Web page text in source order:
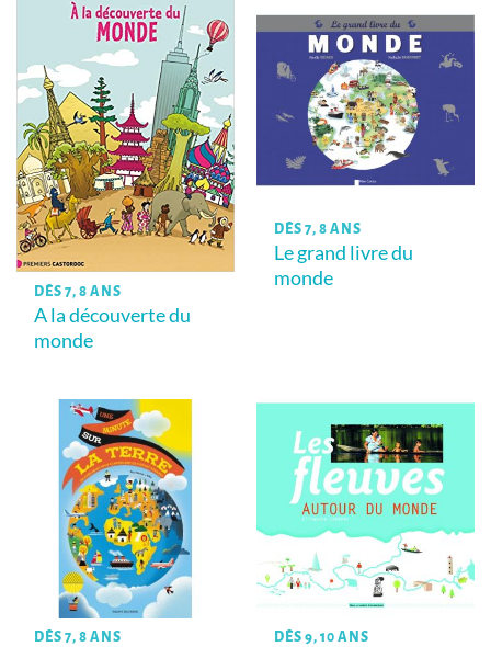
DÈS 7, 8 ANS
A la découverte du
monde
DÈS 7, 8 ANS
Le grand livre du
monde
DÈS 7, 8 ANS DÈS 9, 10 ANS